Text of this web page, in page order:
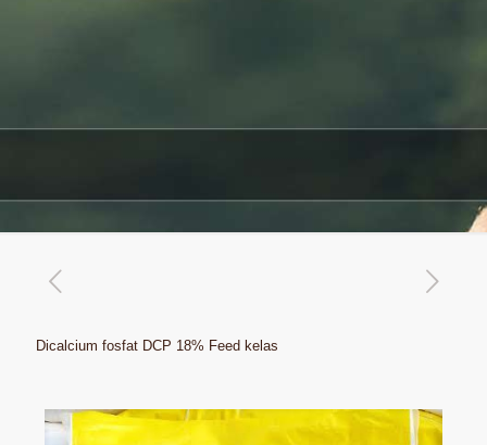
Dicalcium fosfat DCP 18% Feed kelas